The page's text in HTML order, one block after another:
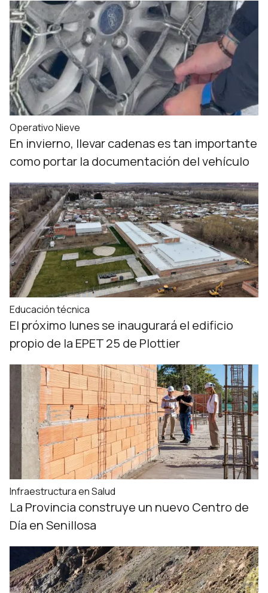
Operativo Nieve
En invierno, llevar cadenas es tan importante
como portar la documentación del vehículo
Educación técnica
El próximo lunes se inaugurará el edificio
propio de la EPET 25 de Plottier
Infraestructura en Salud
La Provincia construye un nuevo Centro de
Día en Senillosa